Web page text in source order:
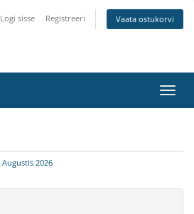
Logi sisse Registreeri Vaata ostukorvi
Augustis 2026